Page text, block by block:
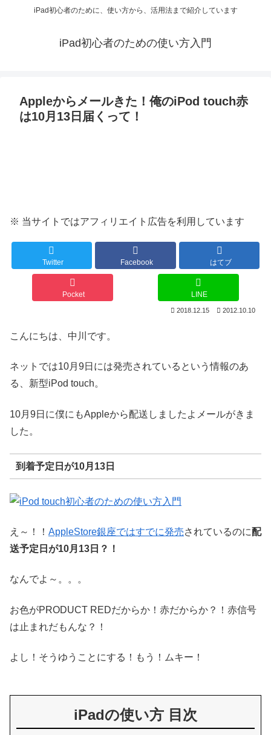
iPad初心者のために、使い方から、活用法まで紹介しています
iPad初心者のための使い方入門
Appleからメールきた！俺のiPod touch赤
は10月13日届くって！
※ 当サイトではアフィリエイト広告を利用しています
Twitter Facebook はてブ
Pocket LINE
2018.12.15 2012.10.10
こんにちは、中川です。
ネットでは10月9日には発売されているという情報のあ
る、新型iPod touch。
10月9日に僕にもAppleから配送しましたよメールがきま
した。
到着予定日が10月13日
え～！！ AppleStore銀座ではすでに発売されているのに配
送予定日が10月13日？！
なんでよ～。。。
お色がPRODUCT REDだからか！赤だからか？！赤信号
は止まれだもんな？！
よし！そうゆうことにする！もう！ムキー！
iPadの使い方 目次